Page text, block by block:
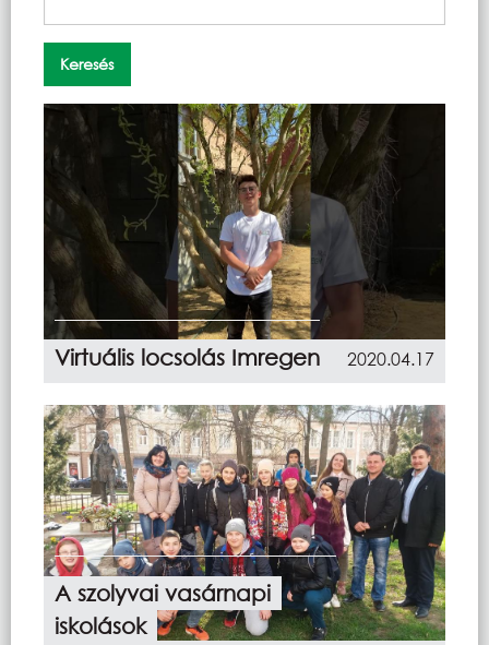
Virtuális locsolás Imregen 2020.04.17
A szolyvai vasárnapi
iskolások